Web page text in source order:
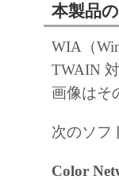
本製品
WIA（
TWAIN
画像はそ
次のソフ
Color